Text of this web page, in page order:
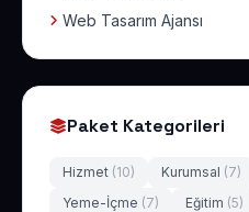
Web Tasarım Ajansı
Paket Kategorileri
Hizmet (10) Kurumsal (7)
Yeme-İçme (7) Eğitim (5)